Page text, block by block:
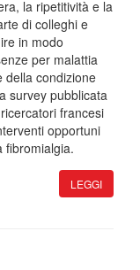
la ripetitività e la
di colleghi e
in modo
per malattia
della condizione
survey pubblicata
francesi
opportuni
fibromialgia.
LEGGI